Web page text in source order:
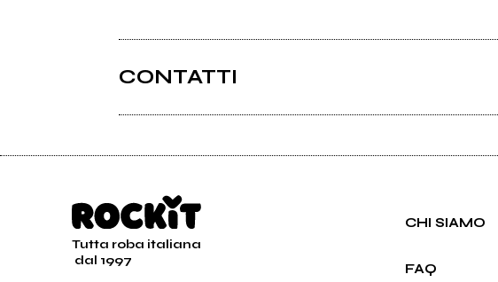
CONTATTI
Tutta roba italiana
dal 1997
CHI SIAMO
FAQ